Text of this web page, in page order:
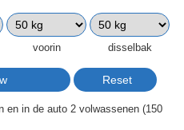
voorin disselbak
en in de auto 2 volwassenen (150